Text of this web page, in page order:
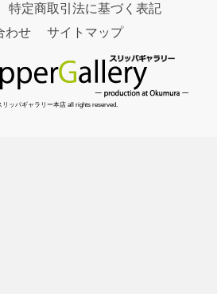
特定商取引法に基づく表記
わせ
サイトマップ
リッパギャラリー本店 all rights reserved.